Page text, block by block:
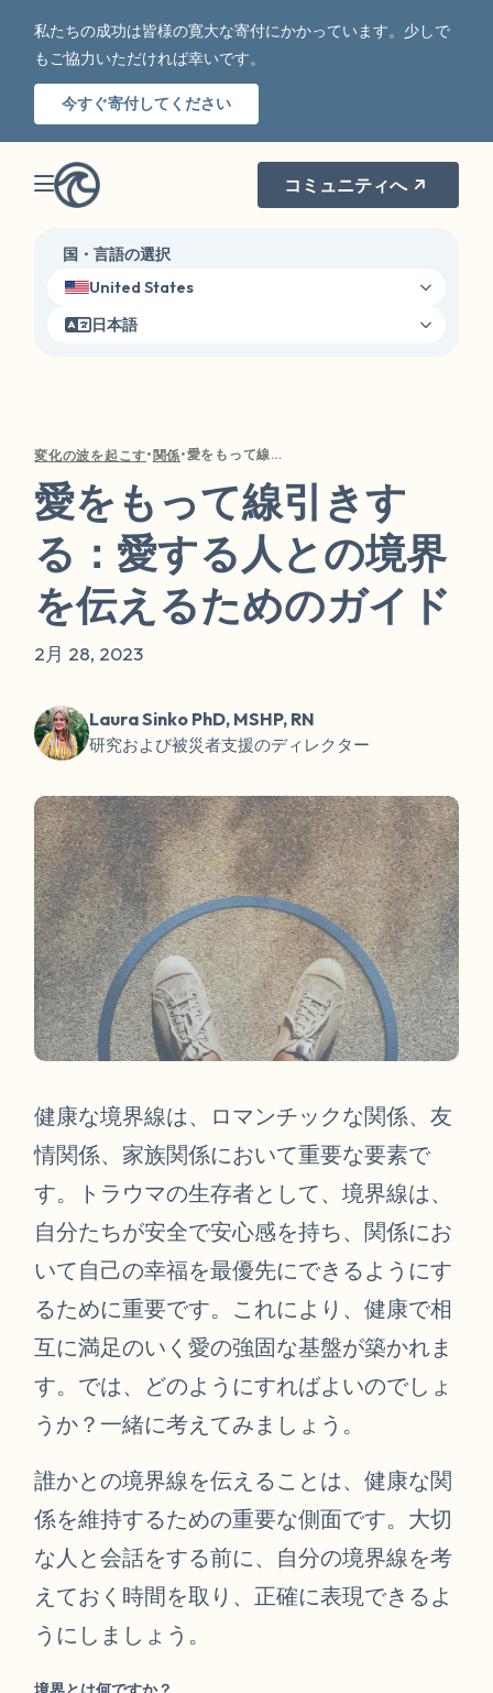
私たちの成功は皆様の寛大な寄付にかかっています。少しで
もご協力いただければ幸いです。
今すぐ寄付してください
コミュニティへ
国・言語の選択
United States
日本語
変化の波を起こす•関係• 愛をもって線引きする：愛する人との境界を伝えるためのガイド
愛をもって線引きす
る：愛する人との境界
を伝えるためのガイド
2月 28, 2023
Laura Sinko PhD, MSHP, RN
研究および被災者支援のディレクター
健康な境界線は、ロマンチックな関係、友
情関係、家族関係において重要な要素で
す。トラウマの生存者として、境界線は、
自分たちが安全で安心感を持ち、関係にお
いて自己の幸福を最優先にできるようにす
るために重要です。これにより、健康で相
互に満足のいく愛の強固な基盤が築かれま
す。では、どのようにすればよいのでしょ
うか？一緒に考えてみましょう。
誰かとの境界線を伝えることは、健康な関
係を維持するための重要な側面です。大切
な人と会話をする前に、自分の境界線を考
えておく時間を取り、正確に表現できるよ
うにしましょう。